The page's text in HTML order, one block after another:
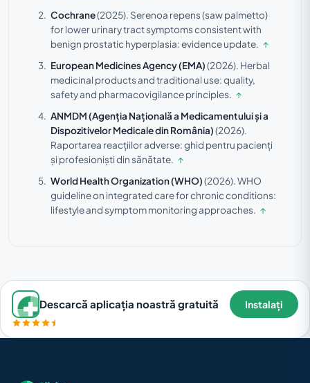
Cochrane(2025). Serenoa repens (saw palmetto)
for lower urinary tract symptoms consistent with
benign prostatic hyperplasia: evidence update. ↑
European Medicines Agency (EMA)(2026). Herbal
medicinal products and traditional use: quality,
safety and pharmacovigilance principles. ↑
ANMDM (Agenția Națională a Medicamentului și a
Dispozitivelor Medicale din România)(2026).
Raportarea reacțiilor adverse: ghid pentru pacienți
și profesioniști din sănătate. ↑
World Health Organization (WHO)(2026).WHO
guideline on integrated care for chronic conditions:
lifestyle and symptom monitoring approaches. ↑
Descarcă aplicația noastră gratuită Instalați